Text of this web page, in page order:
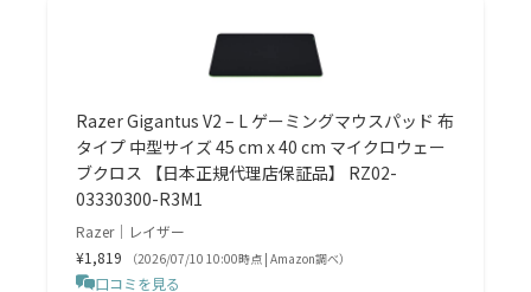
Razer Gigantus V2 – L ゲーミングマウスパッド 布
タイプ 中型サイズ 45 cm x 40 cm マイクロウェー
ブクロス 【日本正規代理店保証品】 RZ02-
03330300-R3M1
Razer｜レイザー
¥1,819
（2026/07/10 10:00時点 | Amazon調べ）
口コミを見る